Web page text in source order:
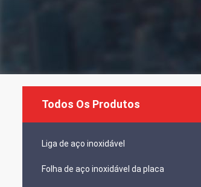
Todos Os Produtos
Liga de aço inoxidável
Folha de aço inoxidável da placa